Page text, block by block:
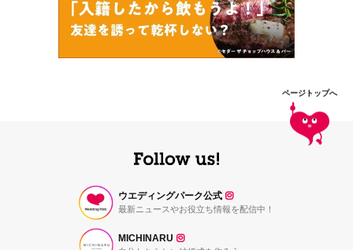
ページトップへ
ウエディングパーク公式
最新ニュースやお役立ち情報を配信中！
MICHINARU